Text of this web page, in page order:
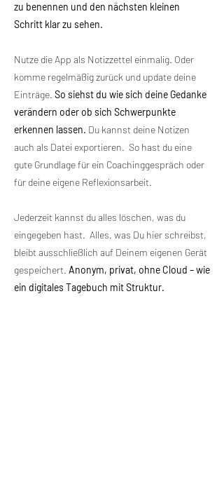
zu benennen und den nächsten kleinen
Schritt klar zu sehen.
Nutze die App als Notizzettel einmalig. Oder
komme regelmäßig zurück und update deine
Einträge. So siehst du wie sich deine Gedanke
verändern oder ob sich Schwerpunkte
erkennen lassen. Du kannst deine Notizen
auch als Datei exportieren. So hast du eine
gute Grundlage für ein Coachinggespräch oder
für deine eigene Reflexionsarbeit.
Jederzeit kannst du alles löschen, was du
eingegeben hast. Alles, was Du hier schreibst,
bleibt ausschließlich auf Deinem eigenen Gerät
gespeichert. Anonym, privat, ohne Cloud – wie
ein digitales Tagebuch mit Struktur.